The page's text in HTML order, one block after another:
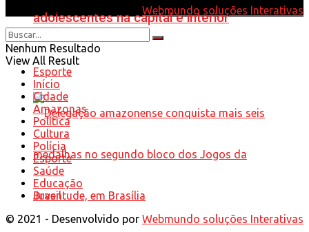
adolescentes na capital e interior
Esporte
© 2021 - Desenvolvido por Webmundo soluções Interativas
Nenhum Resultado
View All Result
Início
Cidade
Amazonas
Política
Cultura
Polícia
Esporte
Saúde
Educação
Brasil
© 2021 - Desenvolvido por Webmundo soluções Interativas